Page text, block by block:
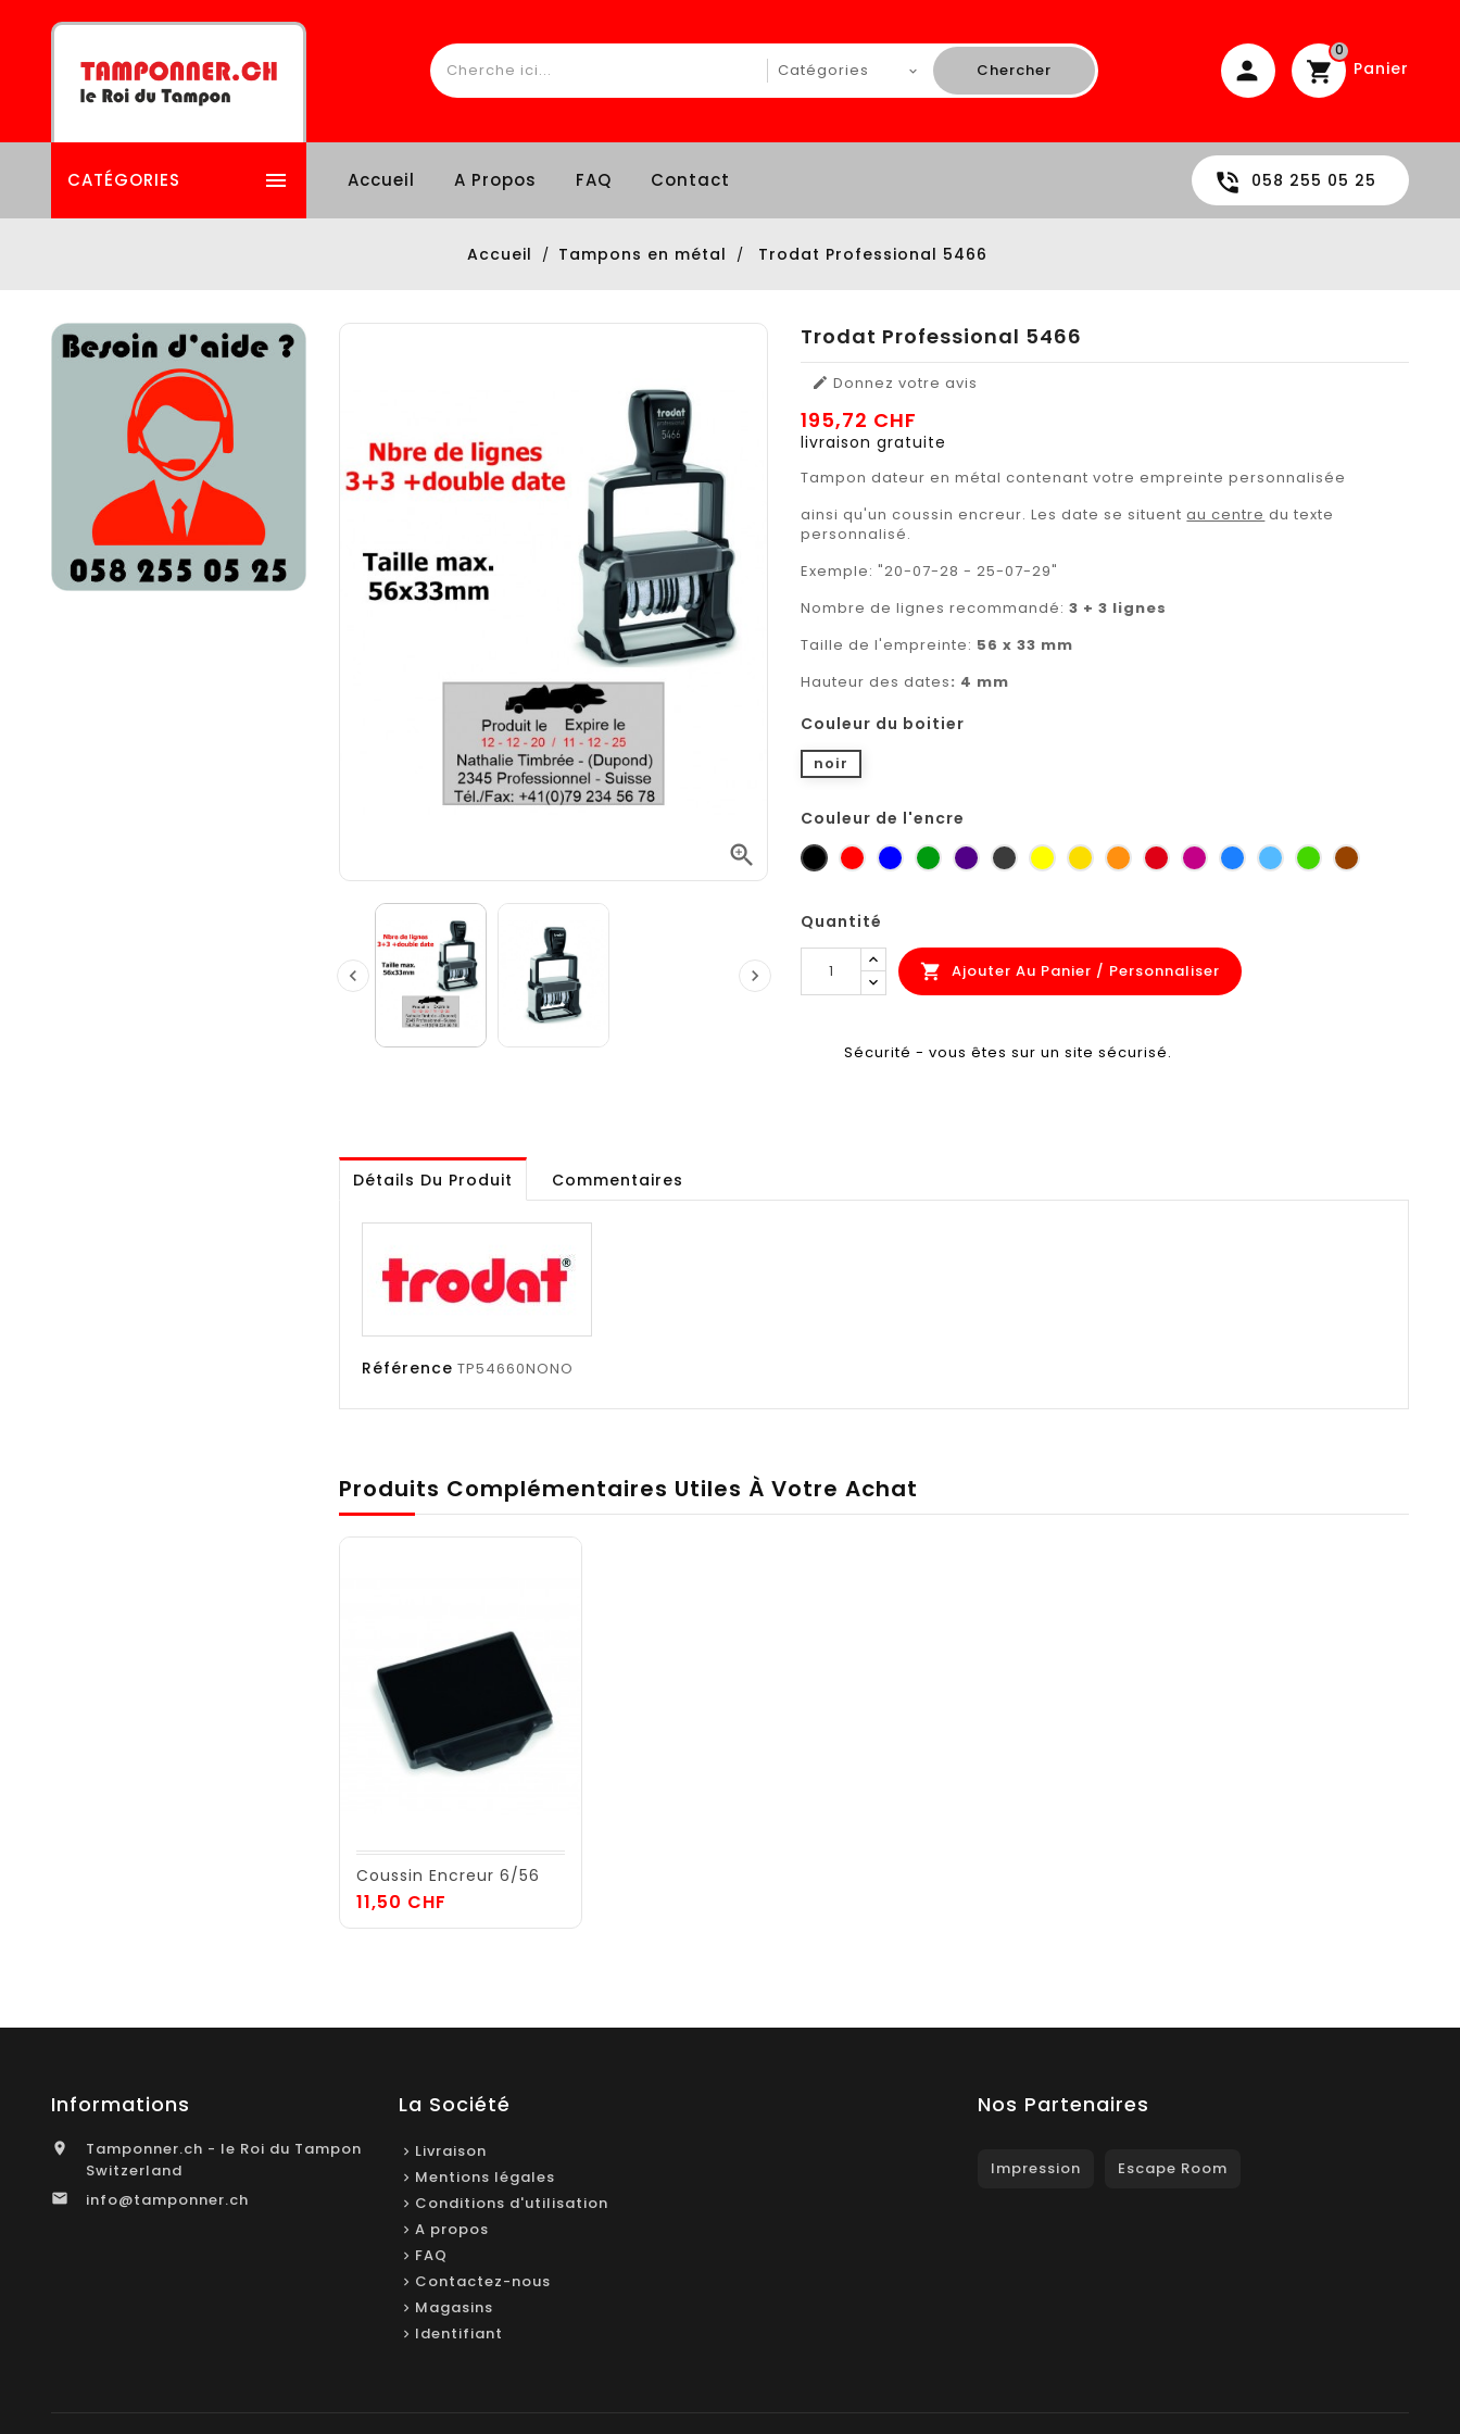
Panier
0
Chercher
CATÉGORIES  058 255 05 25
Accueil A Propos FAQ Contact
Accueil Tampons en métal Trodat Professional 5466

 
Trodat Professional 5466
 Donnez votre avis
195,72 CHF
livraison gratuite
Tampon dateur en métal contenant votre empreinte personnalisée
ainsi qu'un coussin encreur. Les date se situentau centre du texte
personnalisé.
Exemple: "20-07-28 - 25-07-29"
Nombre de lignes recommandé:3 + 3 lignes
Taille de l'empreinte: 56 x 33 mm
Hauteur des dates: 4 mm
Couleur du boitier
noir
Couleur de l'encre
noir rougebleuvert violetgris
petit-
jaune
zinc
jaune
sécurité
orange
foncé
rouge
carmin
Pourpre
signalisation
bleu
ciel
bleu
clair
vert
jaune
brun
Quantité
 Ajouter Au Panier / Personnaliser
Sécurité - vous êtes sur un site sécurisé.
Détails Du Produit Commentaires
Référence TP54660NONO
Produits Complémentaires Utiles À Votre Achat
Coussin Encreur 6/56
11,50 CHF
Informations

Tamponner.ch - le Roi du Tampon
Switzerland
 info@tamponner.ch
La Société
Livraison
Mentions légales
Conditions d'utilisation
A propos
FAQ
Contactez-nous
Magasins
Identifiant
Nos Partenaires
Impression Escape Room